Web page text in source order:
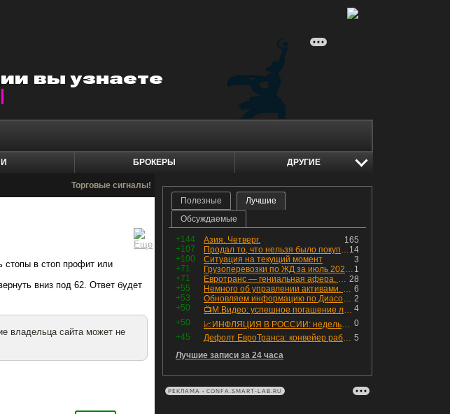
БРОКЕРЫ ДРУГИЕ
Торговые сигналы!
стопы в стоп профит или
вниз под 62. Ответ будет
владельца сайта может не
Полезные
Лучшие
Обсуждаемые
+144 165
Азия. Четверг.
+107
14
Продал то, что нельзя было покупать. Изменения в портфеле
+100
3
Ситуация на текущий момент
+71
1
Грузоперевозки по ЖД за июль 2026 г. — четвёртый месяц подряд роста, чёрные металлы на уровне прошлого года, а каменный уголь в плюсе.
+71
28
Евротранс — гениальная афера. Собрал с инвесторов денег, выплатил дивидендов больше текущей капитализации и ушёл в дефолт
+55
6
Немного об управлении активами. Для заинтересованных
+53
2
Обновляем информацию по Диасофту: дивиденды и выкуп
+50
4
📺М.Видео: успешное погашение любимого флоатера
+50
0
📈ИНФЛЯЦИЯ В РОССИИ: недельная дефляция, но в годовом выражении рост 😢
+45
5
Дефолт ЕвроТранса: конвейер работает исправно
Лучшие записи за 24 часа
РЕКЛАМА • CONFA.SMART-LAB.RU